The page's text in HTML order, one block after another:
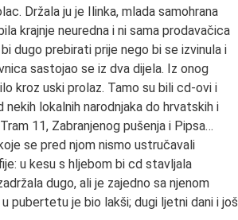
Držala ju je Ilinka, mlada samohrana
krajnje neuredna i ni sama prodavačica
dugo prebirati prije nego bi se izvinula i
sastojao se iz dva dijela. Iz onog
kroz uski prolaz. Tamo su bili cd-ovi i
lokalnih narodnjaka do hrvatskih i
11, Zabranjenog pušenja i Pipsa…
se pred njom nismo ustručavali
u kesu s hljebom bi cd stavljala
dugo, ali je zajedno sa njenom
pubertetu je bio lakši; dugi ljetni dani i još